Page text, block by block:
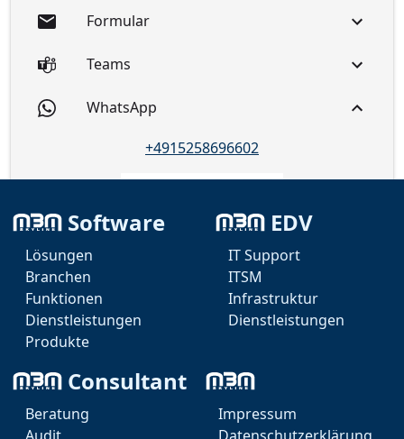
Formular
Teams
WhatsApp
+4915258696602
Viber
Software
Lösungen
Branchen
Funktionen
Dienstleistungen
Produkte
EDV
IT Support
ITSM
Infrastruktur
Dienstleistungen
Consultant
Beratung
Impressum